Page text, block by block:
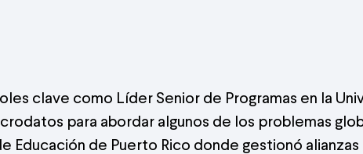
clave como Líder Senior de Programas en la
para abordar algunos de los problemas
Educación de Puerto Rico donde gestionó